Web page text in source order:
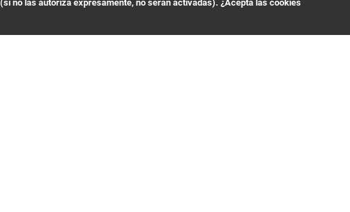
no las autoriza expresamente, no serán activadas). ¿Acepta las cookies